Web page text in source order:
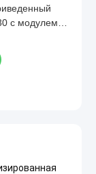
с модулем